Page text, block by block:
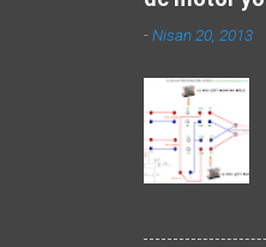
-Nisan 20, 2013